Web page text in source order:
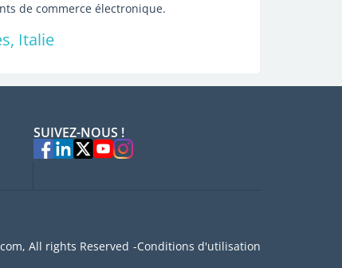
de commerce électronique.
Italie
SUIVEZ-NOUS !
All rights Reserved Conditions d'utilisation